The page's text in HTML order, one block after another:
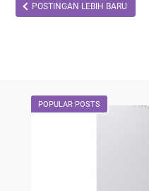
M
i
l
POSTINGAN LEBIH BARU
POPULAR POSTS